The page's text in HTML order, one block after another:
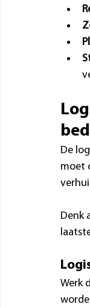
De
moet
Denk
Werk